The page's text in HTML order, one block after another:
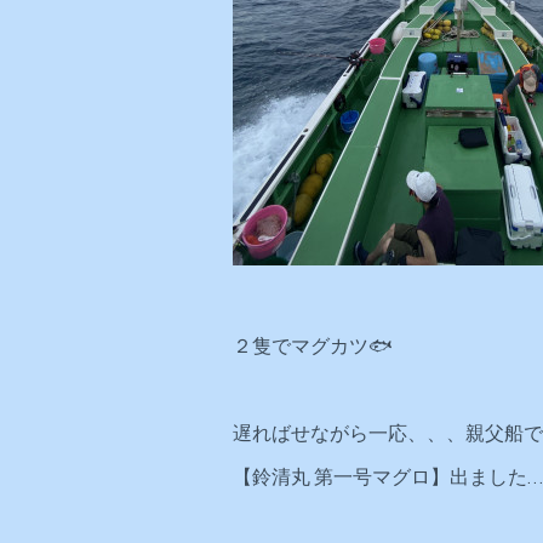
２隻でマグカツ🐟
遅ればせながら一応、、、親父船で
【鈴清丸 第一号マグロ】出ました